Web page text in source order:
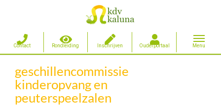
naar
inhoud
geschillencommissie
kinderopvang en
peuterspeelzalen